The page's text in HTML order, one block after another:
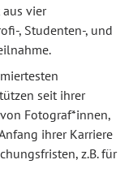
aus vier
, Studenten-, und
seit ihrer
Fotograf*innen,
ihrer Karriere
z.B. für